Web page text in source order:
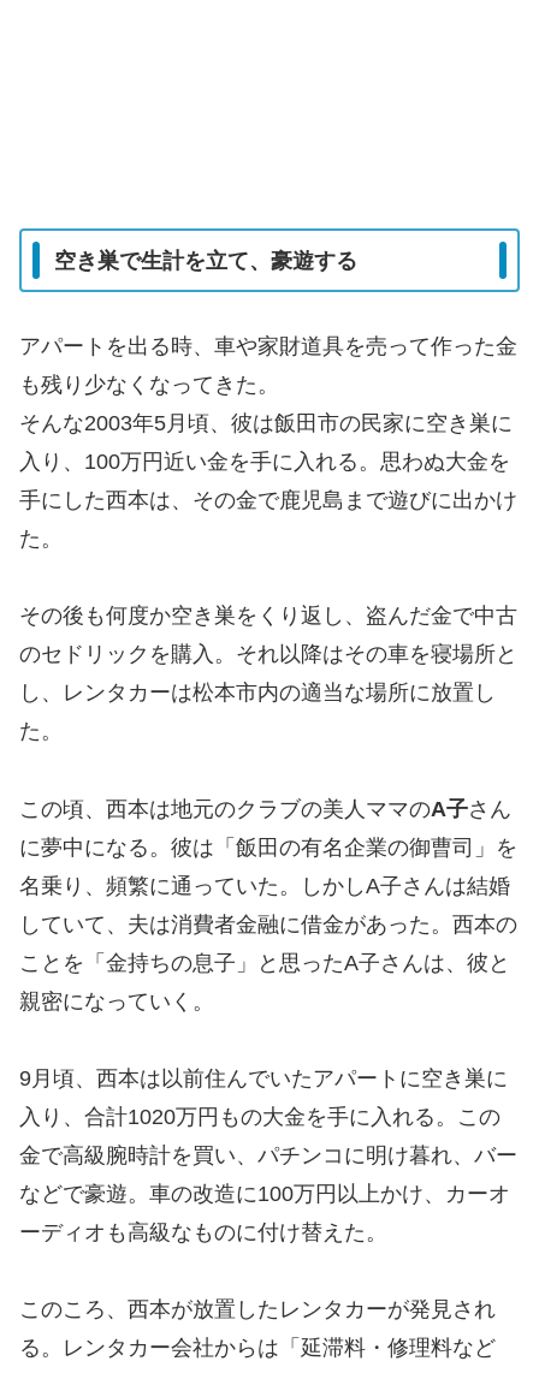
空き巣で生計を立て、豪遊する
アパートを出る時、車や家財道具を売って作った金
も残り少なくなってきた。
そんな2003年5月頃、彼は飯田市の民家に空き巣に
入り、100万円近い金を手に入れる。思わぬ大金を
手にした西本は、その金で鹿児島まで遊びに出かけ
た。
その後も何度か空き巣をくり返し、盗んだ金で中古
のセドリックを購入。それ以降はその車を寝場所と
し、レンタカーは松本市内の適当な場所に放置し
た。
この頃、西本は地元のクラブの美人ママのA子さん
に夢中になる。彼は「飯田の有名企業の御曹司」を
名乗り、頻繁に通っていた。しかしA子さんは結婚
していて、夫は消費者金融に借金があった。西本の
ことを「金持ちの息子」と思ったA子さんは、彼と
親密になっていく。
9月頃、西本は以前住んでいたアパートに空き巣に
入り、合計1020万円もの大金を手に入れる。この
金で高級腕時計を買い、パチンコに明け暮れ、バー
などで豪遊。車の改造に100万円以上かけ、カーオ
ーディオも高級なものに付け替えた。
このころ、西本が放置したレンタカーが発見され
る。レンタカー会社からは「延滞料・修理料など